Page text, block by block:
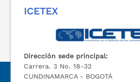
ICETEX
Dirección sede principal:
Carrera. 3 No. 18-32
CUNDINAMARCA - BOGOTÁ